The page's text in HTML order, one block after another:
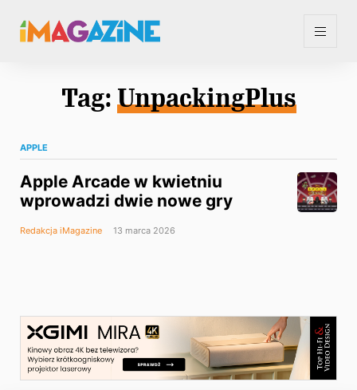
Tag: UnpackingPlus
APPLE
Apple Arcade w kwietniu
wprowadzi dwie nowe gry
Redakcja iMagazine 13 marca 2026